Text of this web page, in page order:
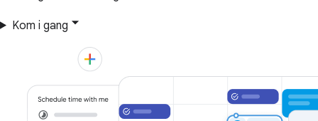
Kom i gang